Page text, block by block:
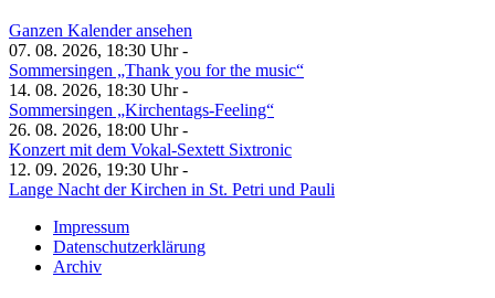
Ganzen Kalender ansehen
07. 08. 2026, 18:30 Uhr -
Sommersingen „Thank you for the music“
14. 08. 2026, 18:30 Uhr -
Sommersingen „Kirchentags-Feeling“
26. 08. 2026, 18:00 Uhr -
Konzert mit dem Vokal-Sextett Sixtronic
12. 09. 2026, 19:30 Uhr -
Lange Nacht der Kirchen in St. Petri und Pauli
Impressum
Datenschutzerklärung
Archiv